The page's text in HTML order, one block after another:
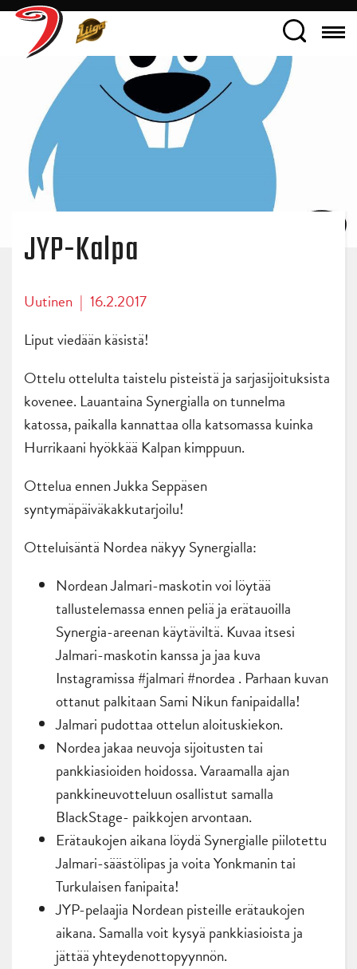
JYP-Kalpa
Uutinen | 16.2.2017
Liput viedään käsistä!
Ottelu ottelulta taistelu pisteistä ja sarjasijoituksista
kovenee. Lauantaina Synergialla on tunnelma
katossa, paikalla kannattaa olla katsomassa kuinka
Hurrikaani hyökkää Kalpan kimppuun.
Ottelua ennen Jukka Seppäsen
syntymäpäiväkakkutarjoilu!
Otteluisäntä Nordea näkyy Synergialla:
Nordean Jalmari-maskotin voi löytää
tallustelemassa ennen peliä ja erätauoilla
Synergia-areenan käytäviltä. Kuvaa itsesi
Jalmari-maskotin kanssa ja jaa kuva
Instagramissa #jalmari #nordea . Parhaan kuvan
ottanut palkitaan Sami Nikun fanipaidalla!
Jalmari pudottaa ottelun aloituskiekon.
Nordea jakaa neuvoja sijoitusten tai
pankkiasioiden hoidossa. Varaamalla ajan
pankkineuvotteluun osallistut samalla
BlackStage- paikkojen arvontaan.
Erätaukojen aikana löydä Synergialle piilotettu
Jalmari-säästölipas ja voita Yonkmanin tai
Turkulaisen fanipaita!
JYP-pelaajia Nordean pisteille erätaukojen
aikana. Samalla voit kysyä pankkiasioista ja
jättää yhteydenottopyynnön.